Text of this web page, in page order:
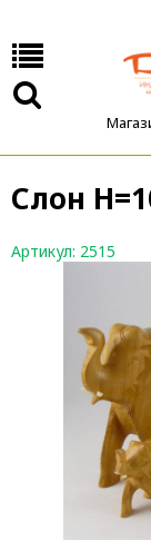
Слон
Артикул: 2515